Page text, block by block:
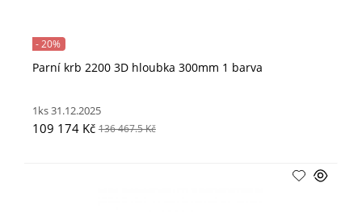
Parní krb 2200 3D hloubka 300mm 1 barva
- 20%
1ks 31.12.2025
109 174 Kč 136 467.5 Kč